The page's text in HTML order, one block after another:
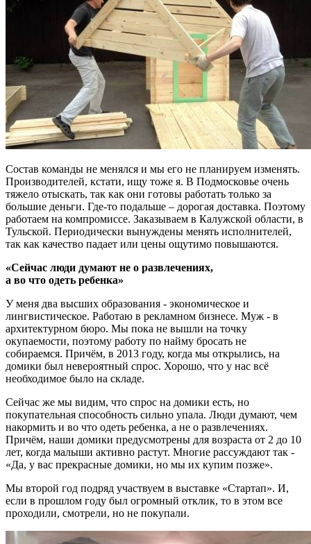
Состав команды не менялся и мы его не планируем изменять.
Производителей, кстати, ищу тоже я. В Подмосковье очень
тяжело отыскать, так как они готовы работать только за
большие деньги. Где-то подальше – дорогая доставка. Поэтому
работаем на компромиссе. Заказываем в Калужской области, в
Тульской. Периодически вынуждены менять исполнителей,
так как качество падает или цены ощутимо повышаются.
«Сейчас люди думают не о развлечениях,
а во что одеть ребенка»
У меня два высших образования - экономическое и
лингвистическое. Работаю в рекламном бизнесе. Муж - в
архитектурном бюро. Мы пока не вышли на точку
окупаемости, поэтому работу по найму бросать не
собираемся. Причём, в 2013 году, когда мы открылись, на
домики был невероятный спрос. Хорошо, что у нас всё
необходимое было на складе.
Сейчас же мы видим, что спрос на домики есть, но
покупательная способность сильно упала. Люди думают, чем
накормить и во что одеть ребенка, а не о развлечениях.
Причём, наши домики предусмотрены для возраста от 2 до 10
лет, когда малыши активно растут. Многие рассуждают так -
«Да, у вас прекрасные домики, но мы их купим позже».
Мы второй год подряд участвуем в выставке «Стартап». И,
если в прошлом году был огромный отклик, то в этом все
проходили, смотрели, но не покупали.